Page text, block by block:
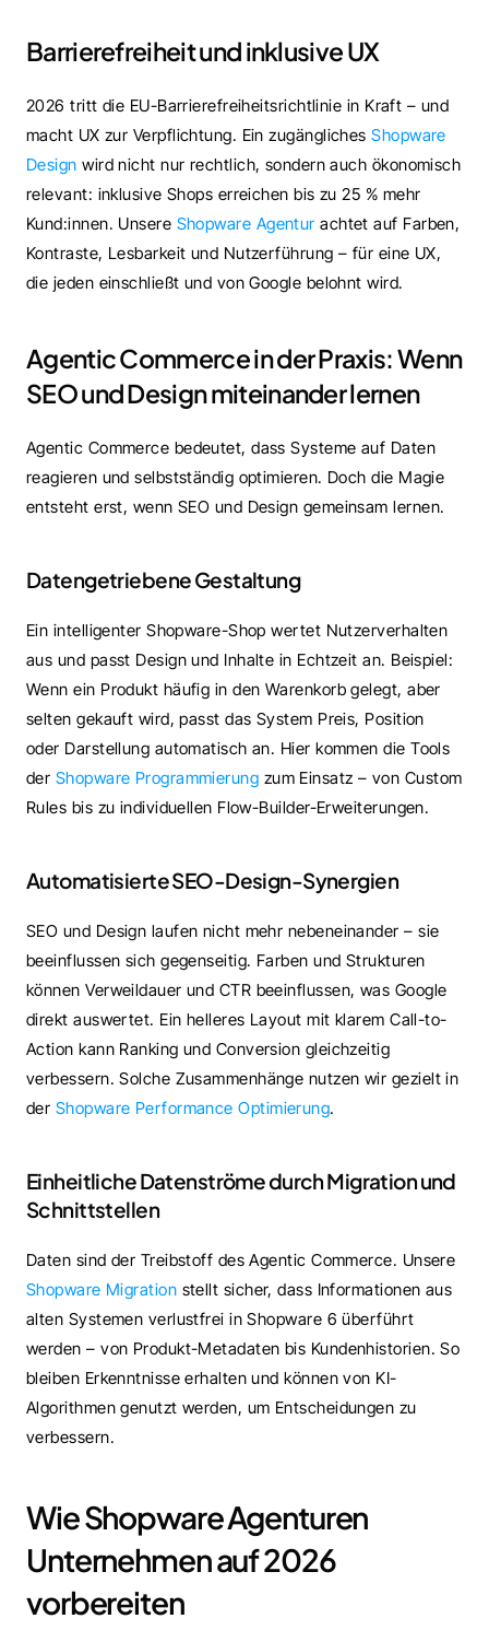
Barrierefreiheit und inklusive UX
2026 tritt die EU-Barrierefreiheitsrichtlinie in Kraft – und
macht UX zur Verpflichtung. Ein zugängliches Shopware
Design wird nicht nur rechtlich, sondern auch ökonomisch
relevant: inklusive Shops erreichen bis zu 25 % mehr
Kund:innen. Unsere Shopware Agentur achtet auf Farben,
Kontraste, Lesbarkeit und Nutzerführung – für eine UX,
die jeden einschließt und von Google belohnt wird.
Agentic Commerce in der Praxis: Wenn
SEO und Design miteinander lernen
Agentic Commerce bedeutet, dass Systeme auf Daten
reagieren und selbstständig optimieren. Doch die Magie
entsteht erst, wenn SEO und Design gemeinsam lernen.
Datengetriebene Gestaltung
Ein intelligenter Shopware-Shop wertet Nutzerverhalten
aus und passt Design und Inhalte in Echtzeit an. Beispiel:
Wenn ein Produkt häufig in den Warenkorb gelegt, aber
selten gekauft wird, passt das System Preis, Position
oder Darstellung automatisch an. Hier kommen die Tools
der Shopware Programmierung zum Einsatz – von Custom
Rules bis zu individuellen Flow-Builder-Erweiterungen.
Automatisierte SEO-Design-Synergien
SEO und Design laufen nicht mehr nebeneinander – sie
beeinflussen sich gegenseitig. Farben und Strukturen
können Verweildauer und CTR beeinflussen, was Google
direkt auswertet. Ein helleres Layout mit klarem Call-to-
Action kann Ranking und Conversion gleichzeitig
verbessern. Solche Zusammenhänge nutzen wir gezielt in
der Shopware Performance Optimierung.
Einheitliche Datenströme durch Migration und
Schnittstellen
Shopware Migration stellt sicher, dass Informationen aus
alten Systemen verlustfrei in Shopware 6 überführt
werden – von Produkt-Metadaten bis Kundenhistorien. So
bleiben Erkenntnisse erhalten und können von KI-
Algorithmen genutzt werden, um Entscheidungen zu
verbessern.
Wie Shopware Agenturen
Unternehmen auf 2026
vorbereiten